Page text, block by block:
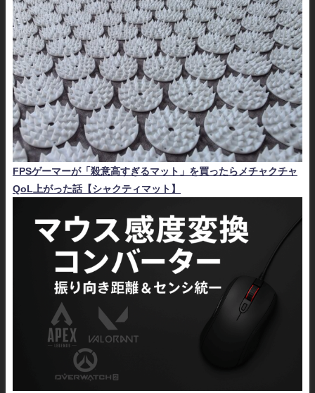
FPSゲーマーが「殺意高すぎるマット」を買ったらメチャクチャ
QoL上がった話【シャクティマット】